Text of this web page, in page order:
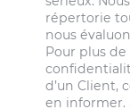
répertorie
nous
Pour plus
d’un Client,
en informer.